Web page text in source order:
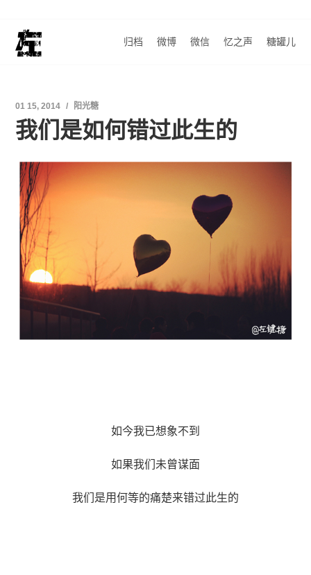
归档 微博 微信 忆之声 糖罐儿
01 15, 2014 阳光糖
我们是如何错过此生的
如今我已想象不到
如果我们未曾谋面
我们是用何等的痛楚来错过此生的